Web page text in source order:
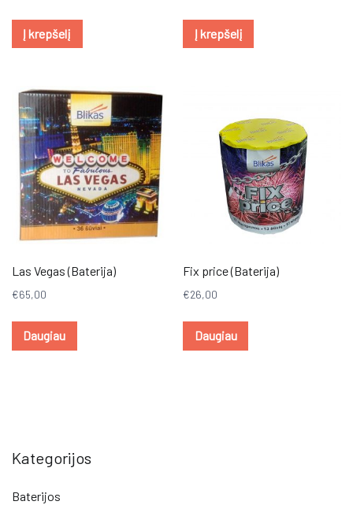
Į krepšelį Į krepšelį
Las Vegas (Baterija)
€65,00
Daugiau
Fix price (Baterija)
€26,00
Daugiau
Kategorijos
Baterijos